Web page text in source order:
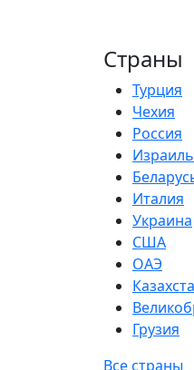
Страны
Турция
Чехия
Россия
Израиль
Италия
Украина
США
ОАЭ
Грузия
Все страны